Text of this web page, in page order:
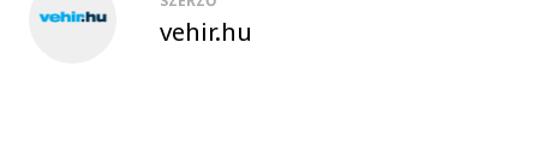
vehir.hu